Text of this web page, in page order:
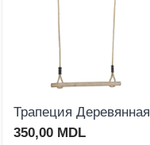
Трапеция Деревянная
350,00 MDL